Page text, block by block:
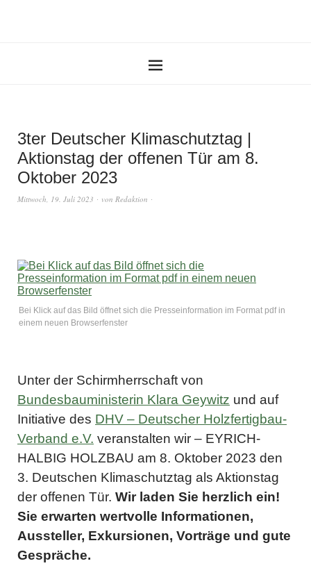
3ter Deutscher Klimaschutztag |
Aktionstag der offenen Tür am 8.
Oktober 2023
Mittwoch, 19. Juli 2023 von Redaktion
Bei Klick auf das Bild öffnet sich die Presseinformation im Format pdf in
einem neuen Browserfenster
Unter der Schirmherrschaft von
Bundesbauministerin Klara Geywitz und auf
Initiative des DHV – Deutscher Holzfertigbau-
Verband e.V. veranstalten wir – EYRICH-
HALBIG HOLZBAU am 8. Oktober 2023 den
3. Deutschen Klimaschutztag als Aktionstag
der offenen Tür. Wir laden Sie herzlich ein!
Sie erwarten wertvolle Informationen,
Aussteller, Exkursionen, Vorträge und gute
Gespräche.